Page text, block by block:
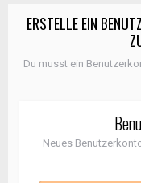
ERSTELLE EIN
Du musst ein
Neues